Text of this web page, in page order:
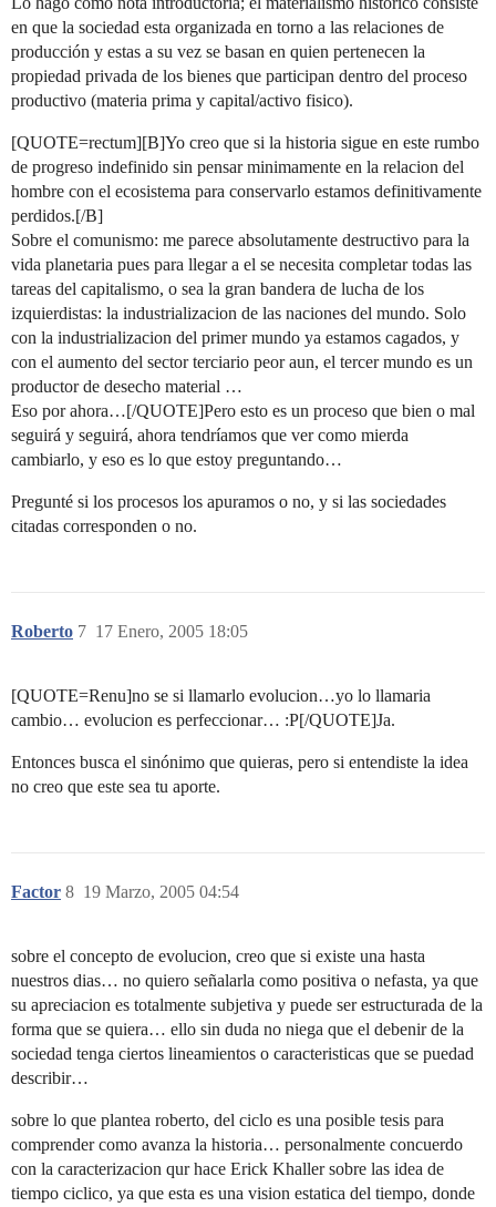
en que la sociedad esta organizada en torno a las relaciones de
producción y estas a su vez se basan en quien pertenecen la
propiedad privada de los bienes que participan dentro del proceso
productivo (materia prima y capital/activo fisico).
[QUOTE=rectum][B]Yo creo que si la historia sigue en este rumbo
de progreso indefinido sin pensar minimamente en la relacion del
hombre con el ecosistema para conservarlo estamos definitivamente
perdidos.[/B]
Sobre el comunismo: me parece absolutamente destructivo para la
vida planetaria pues para llegar a el se necesita completar todas las
tareas del capitalismo, o sea la gran bandera de lucha de los
izquierdistas: la industrializacion de las naciones del mundo. Solo
con la industrializacion del primer mundo ya estamos cagados, y
con el aumento del sector terciario peor aun, el tercer mundo es un
productor de desecho material …
Eso por ahora…[/QUOTE]Pero esto es un proceso que bien o mal
seguirá y seguirá, ahora tendríamos que ver como mierda
cambiarlo, y eso es lo que estoy preguntando…
Pregunté si los procesos los apuramos o no, y si las sociedades
citadas corresponden o no.
Roberto 17 Enero, 2005 18:05
7
[QUOTE=Renu]no se si llamarlo evolucion…yo lo llamaria
cambio… evolucion es perfeccionar… :P[/QUOTE]Ja.
Entonces busca el sinónimo que quieras, pero si entendiste la idea
no creo que este sea tu aporte.
Factor 19 Marzo, 2005 04:54
8
sobre el concepto de evolucion, creo que si existe una hasta
nuestros dias… no quiero señalarla como positiva o nefasta, ya que
su apreciacion es totalmente subjetiva y puede ser estructurada de la
forma que se quiera… ello sin duda no niega que el debenir de la
sociedad tenga ciertos lineamientos o caracteristicas que se puedad
describir…
sobre lo que plantea roberto, del ciclo es una posible tesis para
comprender como avanza la historia… personalmente concuerdo
con la caracterizacion qur hace Erick Khaller sobre las idea de
tiempo ciclico, ya que esta es una vision estatica del tiempo, donde